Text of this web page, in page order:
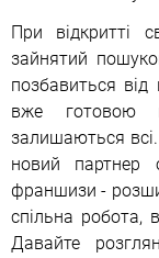
При відкритті
зайнятий
позбавиться
вже готовою
залишаються
новий партнер
франшизи -
спільна робота,
Давайте